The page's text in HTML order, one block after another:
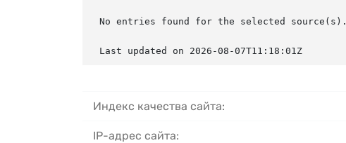
No entries found for the selected source(s).
Last updated on 2026-08-07T11:18:01Z
Индекс качества сайта:
IP-адрес сайта: